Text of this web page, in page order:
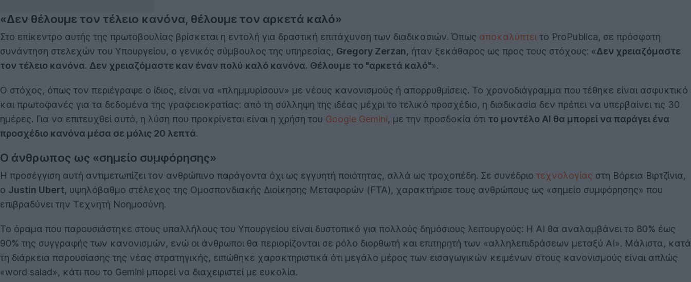
«Δεν θέλουμε τον τέλειο κανόνα, θέλουμε τον αρκετά καλό»
Στο επίκεντρο αυτής της πρωτοβουλίας βρίσκεται η εντολή για δραστική επιτάχυνση των διαδικασιών. Όπως αποκαλύπτει το ProPublica, σε πρόσφατη
συνάντηση στελεχών του Υπουργείου, ο γενικός σύμβουλος της υπηρεσίας, Gregory Zerzan, ήταν ξεκάθαρος ως προς τους στόχους: «Δεν χρειαζόμαστε
τον τέλειο κανόνα. Δεν χρειαζόμαστε καν έναν πολύ καλό κανόνα. Θέλουμε το "αρκετά καλό"».
Ο στόχος, όπως τον περιέγραψε ο ίδιος, είναι να «πλημμυρίσουν» με νέους κανονισμούς ή απορρυθμίσεις. Το χρονοδιάγραμμα που τέθηκε είναι ασφυκτικό
και πρωτοφανές για τα δεδομένα της γραφειοκρατίας: από τη σύλληψη της ιδέας μέχρι το τελικό προσχέδιο, η διαδικασία δεν πρέπει να υπερβαίνει τις 30
ημέρες. Για να επιτευχθεί αυτό, η λύση που προκρίνεται είναι η χρήση του Google Gemini, με την προσδοκία ότι το μοντέλο AI θα μπορεί να παράγει ένα
προσχέδιο κανόνα μέσα σε μόλις 20 λεπτά.
Ο άνθρωπος ως «σημείο συμφόρησης»
Η προσέγγιση αυτή αντιμετωπίζει τον ανθρώπινο παράγοντα όχι ως εγγυητή ποιότητας, αλλά ως τροχοπέδη. Σε συνέδριο τεχνολογίας στη Βόρεια Βιρτζίνια,
ο Justin Ubert, υψηλόβαθμο στέλεχος της Ομοσπονδιακής Διοίκησης Μεταφορών (FTA), χαρακτήρισε τους ανθρώπους ως «σημείο συμφόρησης» που
επιβραδύνει την Τεχνητή Νοημοσύνη.
Το όραμα που παρουσιάστηκε στους υπαλλήλους του Υπουργείου είναι δυστοπικό για πολλούς δημόσιους λειτουργούς: Η AI θα αναλαμβάνει το 80% έως
90% της συγγραφής των κανονισμών, ενώ οι άνθρωποι θα περιορίζονται σε ρόλο διορθωτή και επιτηρητή των «αλληλεπιδράσεων μεταξύ AI». Μάλιστα, κατά
τη διάρκεια παρουσίασης της νέας στρατηγικής, ειπώθηκε χαρακτηριστικά ότι μεγάλο μέρος των εισαγωγικών κειμένων στους κανονισμούς είναι απλώς
«word salad», κάτι που το Gemini μπορεί να διαχειριστεί με ευκολία.